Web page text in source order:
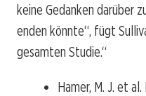
keine Gedanken darüber
enden könnte“, fügt
gesamten Studie.“
Hamer, M. J. et